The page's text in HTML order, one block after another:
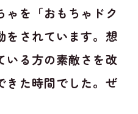
ゃを「おもちゃドク
をされています。想
いる方の素敵さを改
きた時間でした。ぜ